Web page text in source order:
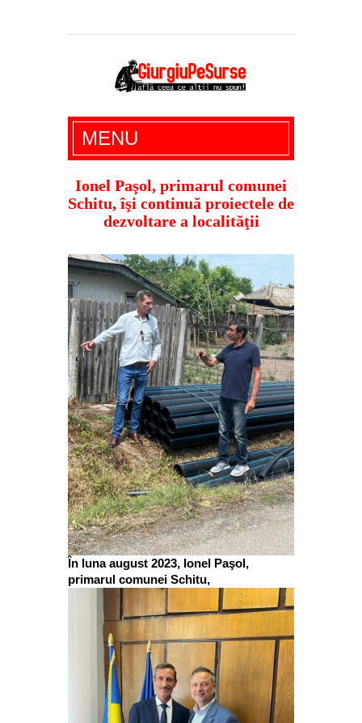
Giurgiu Pe Surse – actualitate giurgiu,
administratie giurgiu, stiri politice, social
economic, editoriale giurgiu, dezvaluiri,
soc, cancan, stiri locale
MENU
Ionel Paşol, primarul comunei
Schitu, îşi continuă proiectele de
dezvoltare a localităţii
În luna august 2023, Ionel Paşol,
primarul comunei Schitu,